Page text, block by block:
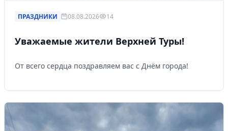
ПРАЗДНИКИ 08.08.2026 14
Уважаемые жители Верхней Туры!
От всего сердца поздравляем вас с Днём города!